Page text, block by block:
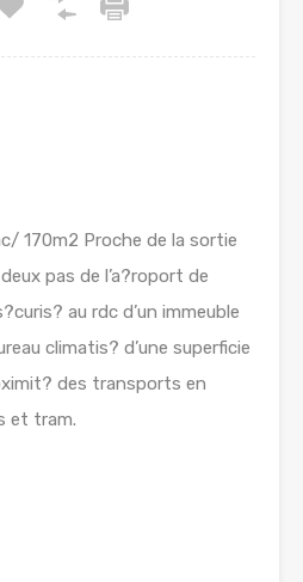
170m2 Proche de la sortie
pas de l’a?roport de
au rdc d’un immeuble
climatis? d’une superficie
des transports en
et tram.